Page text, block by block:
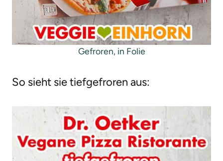
Gefroren, in Folie
So sieht sie tiefgefroren aus: